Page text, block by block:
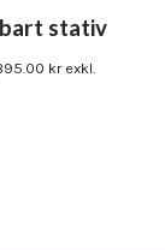
stativ
krexkl.